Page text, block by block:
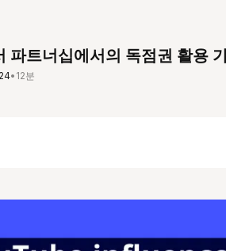
파트너십에서의 독점권 활용
• 12분